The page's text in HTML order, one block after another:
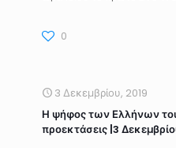
0
3 Δεκεμβρίου, 2019
Η ψήφος των Ελλήνων
προεκτάσεις |3